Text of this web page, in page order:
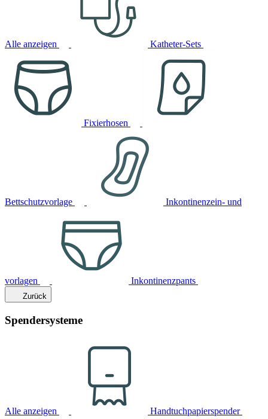
Alle anzeigen Katheter-Sets
Fixierhosen
Bettschutzvorlage Inkontinenzein- und
vorlagen Inkontinenzpants
Zurück
Spendersysteme
Alle anzeigen Handtuchpapierspender